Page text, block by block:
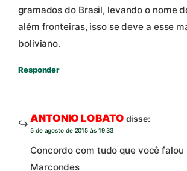
gramados do Brasil, levando o nome
além fronteiras, isso se deve a esse
boliviano.
Responder
ANTONIO LOBATO disse:
5 de agosto de 2015 às 19:33
Concordo com tudo que você falou
Marcondes